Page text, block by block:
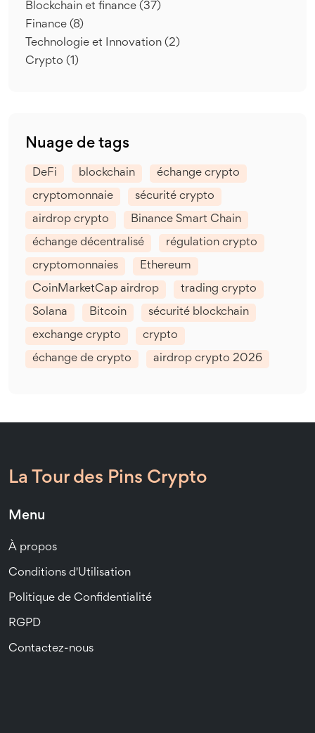
Blockchain et finance (37)
Finance (8)
Technologie et Innovation (2)
Crypto (1)
Nuage de tags
DeFi blockchain échange crypto
cryptomonnaie sécurité crypto
airdrop crypto Binance Smart Chain
échange décentralisé régulation crypto
cryptomonnaies Ethereum
CoinMarketCap airdrop trading crypto
Solana Bitcoin sécurité blockchain
exchange crypto crypto
échange de crypto airdrop crypto 2026
La Tour des Pins Crypto
Menu
À propos
Conditions d'Utilisation
Politique de Confidentialité
RGPD
Contactez-nous